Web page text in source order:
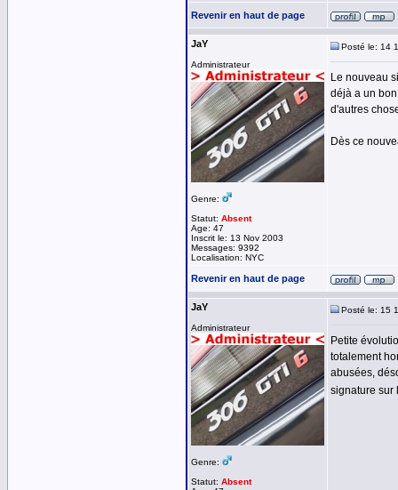
Revenir en haut de page
JaY
Administrateur
Genre:
Statut: Absent
Age: 47
Inscrit le: 13 Nov 2003
Messages: 9392
Localisation: NYC
Posté le: 14
Le nouveau
déjà a un
d'autres
Dès ce
Revenir en haut de page
JaY
Administrateur
Genre:
Statut: Absent
Posté le: 15
Petite
totalement
abusées,
signature sur